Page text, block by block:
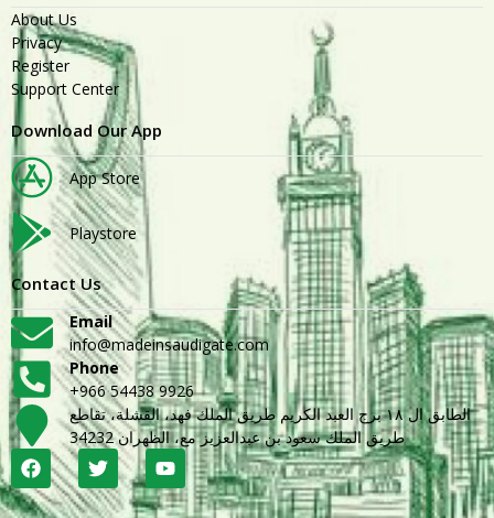
About Us
Privacy
Register
Support Center
Download Our App
App Store
Playstore
Contact Us
Email
info@madeinsaudigate.com
Phone
+966 54438 9926
الطابق ال ١٨ برج العبد الكريم طريق الملك فهد، القشلة، تقاطع
طريق الملك سعود بن عبدالعزيز مع، الظهران 34232